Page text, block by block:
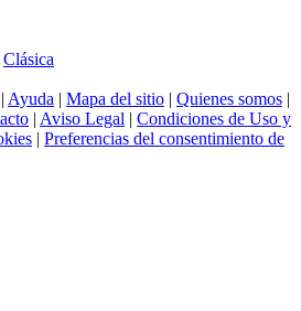
Clásica
Ayuda | Mapa del sitio | Quienes somos |
| Aviso Legal | Condiciones de Uso y
| Preferencias del consentimiento de